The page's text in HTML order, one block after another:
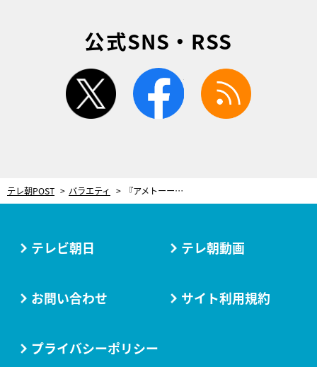
公式SNS・RSS
twitter facebook
テレ朝POST バラエティ 『アメトーーク！』4月放送の企画が大反響で早くも第2弾！ケンコバ、バカリ、かまいたちらが集合
テレビ朝日 テレ朝動画
お問い合わせ サイト利用規約
プライバシーポリシー